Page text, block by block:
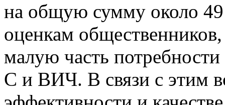
на общую сумму около
оценкам
малую часть потребности
C и ВИЧ. В связи с этим